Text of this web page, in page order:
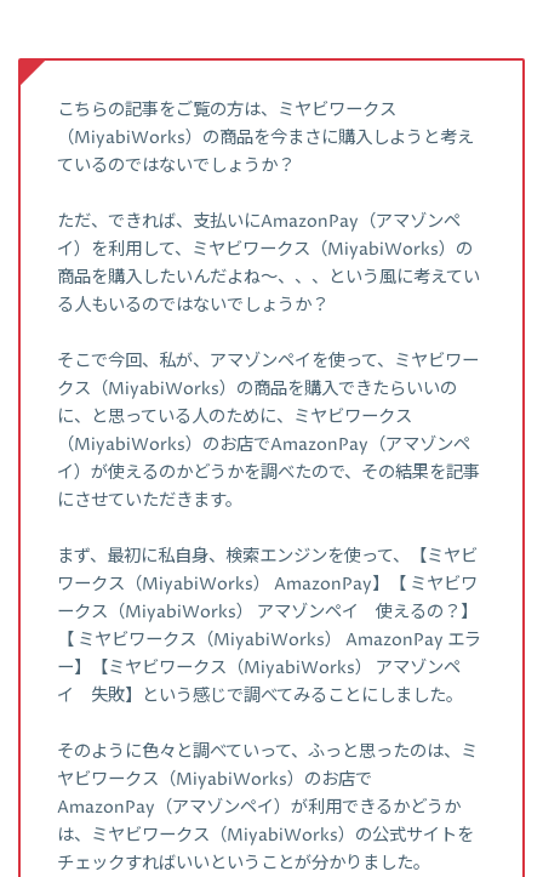
こちらの記事をご覧の方は、ミヤビワークス
（MiyabiWorks）の商品を今まさに購入しようと考え
ているのではないでしょうか？
ただ、できれば、支払いにAmazonPay（アマゾンペ
イ）を利用して、ミヤビワークス（MiyabiWorks）の
商品を購入したいんだよね～、、、という風に考えてい
る人もいるのではないでしょうか？
そこで今回、私が、アマゾンペイを使って、ミヤビワー
クス（MiyabiWorks）の商品を購入できたらいいの
に、と思っている人のために、ミヤビワークス
（MiyabiWorks）のお店でAmazonPay（アマゾンペ
イ）が使えるのかどうかを調べたので、その結果を記事
にさせていただきます。
まず、最初に私自身、検索エンジンを使って、【ミヤビ
ワークス（MiyabiWorks） AmazonPay】【 ミヤビワ
ークス（MiyabiWorks） アマゾンペイ 使えるの？】
【 ミヤビワークス（MiyabiWorks） AmazonPay エラ
ー】【ミヤビワークス（MiyabiWorks） アマゾンペ
イ 失敗】という感じで調べてみることにしました。
そのように色々と調べていって、ふっと思ったのは、ミ
ヤビワークス（MiyabiWorks）のお店で
AmazonPay（アマゾンペイ）が利用できるかどうか
は、ミヤビワークス（MiyabiWorks）の公式サイトを
チェックすればいいということが分かりました。